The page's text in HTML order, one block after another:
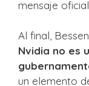
mensaje
Al final,
Nvidia no es
un elemento